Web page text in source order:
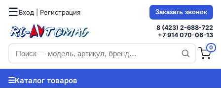
☰Вход | Регистрация Заказать звонок
8 (423) 2-688-722
+7 914 070-06-13
0
☰Каталог товаров